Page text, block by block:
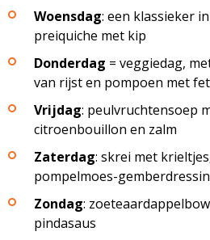
Woensdag: een klassieker
preiquiche met kip
Donderdag = veggiedag,
van rijst en pompoen met
Vrijdag: peulvruchtensoep
citroenbouillon en zalm
Zaterdag: skrei met
pompelmoes-
Zondag:
pindasaus